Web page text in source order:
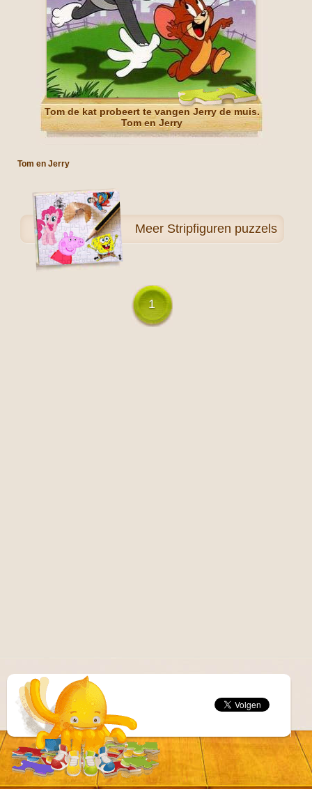
Tom de kat probeert te vangen Jerry de muis.
Tom en Jerry
Tom en Jerry
Meer Stripfiguren puzzels
1